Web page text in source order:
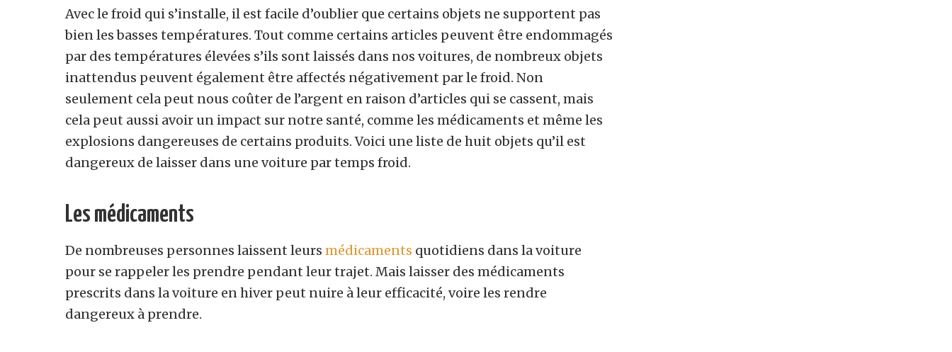
Avec le froid qui s’installe, il est facile d’oublier que certains objets ne supportent pas
bien les basses températures. Tout comme certains articles peuvent être endommagés
par des températures élevées s’ils sont laissés dans nos voitures, de nombreux objets
inattendus peuvent également être affectés négativement par le froid. Non
seulement cela peut nous coûter de l’argent en raison d’articles qui se cassent, mais
cela peut aussi avoir un impact sur notre santé, comme les médicaments et même les
explosions dangereuses de certains produits. Voici une liste de huit objets qu’il est
dangereux de laisser dans une voiture par temps froid.
Les médicaments
De nombreuses personnes laissent leurs médicaments quotidiens dans la voiture
pour se rappeler les prendre pendant leur trajet. Mais laisser des médicaments
prescrits dans la voiture en hiver peut nuire à leur efficacité, voire les rendre
dangereux à prendre.